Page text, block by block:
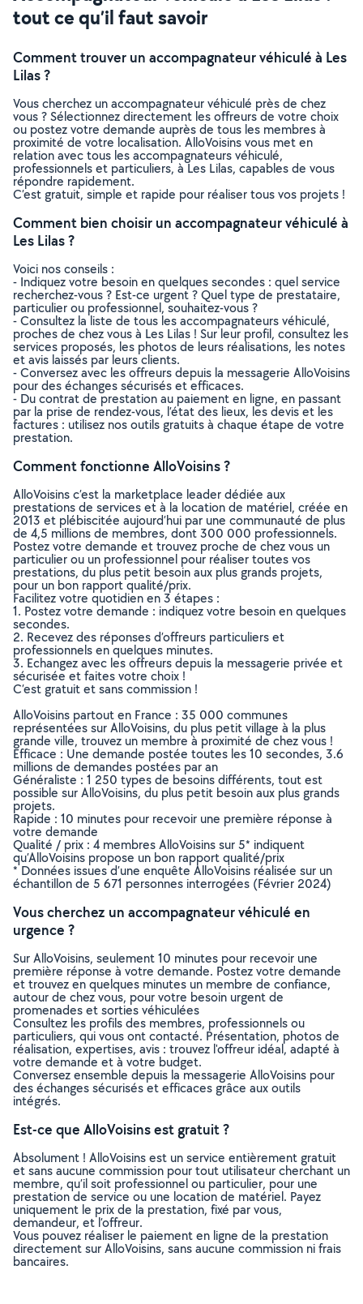
tout ce qu’il faut savoir
Comment trouver un accompagnateur véhiculé à Les
Lilas ?
Vous cherchez un accompagnateur véhiculé près de chez
vous ? Sélectionnez directement les offreurs de votre choix
ou postez votre demande auprès de tous les membres à
proximité de votre localisation. AlloVoisins vous met en
relation avec tous les accompagnateurs véhiculé,
professionnels et particuliers, à Les Lilas, capables de vous
répondre rapidement.
C’est gratuit, simple et rapide pour réaliser tous vos projets !
Comment bien choisir un accompagnateur véhiculé à
Les Lilas ?
Voici nos conseils :
- Indiquez votre besoin en quelques secondes : quel service
recherchez-vous ? Est-ce urgent ? Quel type de prestataire,
particulier ou professionnel, souhaitez-vous ?
- Consultez la liste de tous les accompagnateurs véhiculé,
proches de chez vous à Les Lilas ! Sur leur profil, consultez les
services proposés, les photos de leurs réalisations, les notes
et avis laissés par leurs clients.
- Conversez avec les offreurs depuis la messagerie AlloVoisins
pour des échanges sécurisés et efficaces.
- Du contrat de prestation au paiement en ligne, en passant
par la prise de rendez-vous, l’état des lieux, les devis et les
factures : utilisez nos outils gratuits à chaque étape de votre
prestation.
Comment fonctionne AlloVoisins ?
AlloVoisins c’est la marketplace leader dédiée aux
prestations de services et à la location de matériel, créée en
2013 et plébiscitée aujourd’hui par une communauté de plus
de 4,5 millions de membres, dont 300 000 professionnels.
Postez votre demande et trouvez proche de chez vous un
particulier ou un professionnel pour réaliser toutes vos
prestations, du plus petit besoin aux plus grands projets,
pour un bon rapport qualité/prix.
Facilitez votre quotidien en 3 étapes :
1. Postez votre demande : indiquez votre besoin en quelques
secondes.
2. Recevez des réponses d’offreurs particuliers et
professionnels en quelques minutes.
3. Echangez avec les offreurs depuis la messagerie privée et
sécurisée et faites votre choix !
C’est gratuit et sans commission !
AlloVoisins partout en France : 35 000 communes
représentées sur AlloVoisins, du plus petit village à la plus
grande ville, trouvez un membre à proximité de chez vous !
Efficace : Une demande postée toutes les 10 secondes, 3.6
millions de demandes postées par an
Généraliste : 1 250 types de besoins différents, tout est
possible sur AlloVoisins, du plus petit besoin aux plus grands
projets.
Rapide : 10 minutes pour recevoir une première réponse à
votre demande
Qualité / prix : 4 membres AlloVoisins sur 5* indiquent
qu’AlloVoisins propose un bon rapport qualité/prix
* Données issues d’une enquête AlloVoisins réalisée sur un
échantillon de 5 671 personnes interrogées (Février 2024)
Vous cherchez un accompagnateur véhiculé en
urgence ?
Sur AlloVoisins, seulement 10 minutes pour recevoir une
première réponse à votre demande. Postez votre demande
et trouvez en quelques minutes un membre de confiance,
autour de chez vous, pour votre besoin urgent de
promenades et sorties véhiculées
Consultez les profils des membres, professionnels ou
particuliers, qui vous ont contacté. Présentation, photos de
réalisation, expertises, avis : trouvez l'offreur idéal, adapté à
votre demande et à votre budget.
Conversez ensemble depuis la messagerie AlloVoisins pour
des échanges sécurisés et efficaces grâce aux outils
intégrés.
Est-ce que AlloVoisins est gratuit ?
Absolument ! AlloVoisins est un service entièrement gratuit
et sans aucune commission pour tout utilisateur cherchant un
membre, qu’il soit professionnel ou particulier, pour une
prestation de service ou une location de matériel. Payez
uniquement le prix de la prestation, fixé par vous,
demandeur, et l’offreur.
Vous pouvez réaliser le paiement en ligne de la prestation
directement sur AlloVoisins, sans aucune commission ni frais
bancaires.